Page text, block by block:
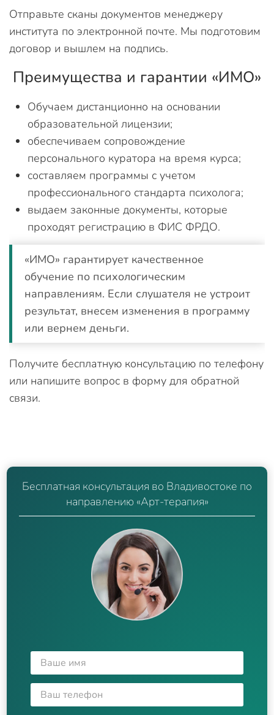
Отправьте сканы документов менеджеру
института по электронной почте. Мы подготовим
договор и вышлем на подпись.
Преимущества и гарантии «ИМО»
Обучаем дистанционно на основании
образовательной лицензии;
обеспечиваем сопровождение
персонального куратора на время курса;
составляем программы с учетом
профессионального стандарта психолога;
выдаем законные документы, которые
проходят регистрацию в ФИС ФРДО.
«ИМО» гарантирует качественное
обучение по психологическим
направлениям. Если слушателя не устроит
результат, внесем изменения в программу
или вернем деньги.
Получите бесплатную консультацию по телефону
или напишите вопрос в форму для обратной
связи.
Бесплатная консультация во Владивостоке по
направлению «Арт-терапия»